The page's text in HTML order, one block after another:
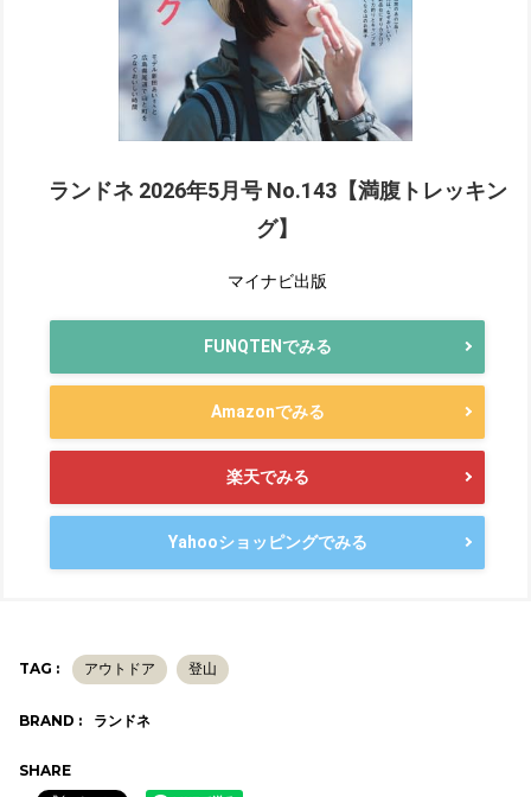
ランドネ 2026年5月号 No.143【満腹トレッキン
グ】
マイナビ出版
FUNQTENでみる
Amazonでみる
楽天でみる
Yahooショッピングでみる
TAG : アウトドア 登山
BRAND : ランドネ
SHARE